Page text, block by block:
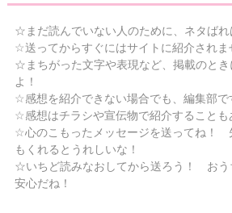
☆まだ読んでいない人のために、ネタばれ
☆送ってからすぐにはサイトに紹介されま
☆まちがった文字や表現など、掲載のと
よ！
☆感想を紹介できない場合でも、編集部で
☆感想はチラシや宣伝物で紹介することも
☆心のこもったメッセージを送ってね！
もくれるとうれしいな！
☆いちど読みなおしてから送ろう！ おう
安心だね！